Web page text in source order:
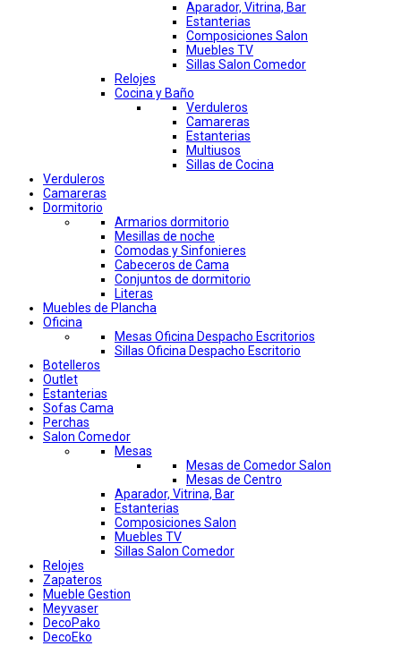
Aparador, Vitrina, Bar
Estanterias
Composiciones Salon
Muebles TV
Sillas Salon Comedor
Relojes
Cocina y Baño
Verduleros
Camareras
Estanterias
Multiusos
Sillas de Cocina
Verduleros
Camareras
Dormitorio
Armarios dormitorio
Mesillas de noche
Comodas y Sinfonieres
Cabeceros de Cama
Conjuntos de dormitorio
Literas
Muebles de Plancha
Oficina
Mesas Oficina Despacho Escritorios
Sillas Oficina Despacho Escritorio
Botelleros
Outlet
Estanterias
Sofas Cama
Perchas
Salon Comedor
Mesas
Mesas de Comedor Salon
Mesas de Centro
Aparador, Vitrina, Bar
Estanterias
Composiciones Salon
Muebles TV
Sillas Salon Comedor
Relojes
Zapateros
Mueble Gestion
Meyvaser
DecoPako
DecoEko